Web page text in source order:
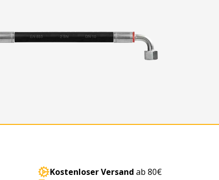
Kostenloser Versand ab 80€